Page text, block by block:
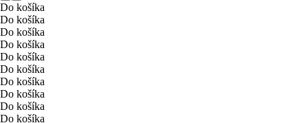
Do košíka
Do košíka
Do košíka
Do košíka
Do košíka
Do košíka
Do košíka
Do košíka
Do košíka
Do košíka